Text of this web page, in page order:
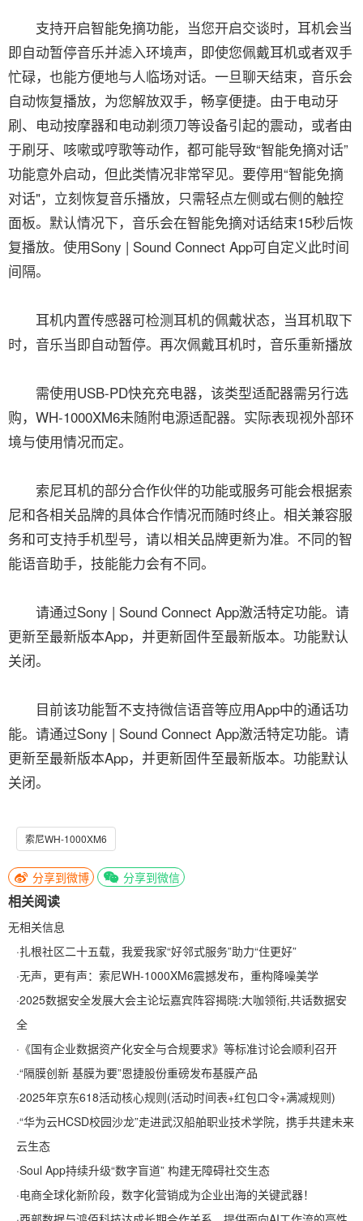
支持开启智能免摘功能，当您开启交谈时，耳机会当
即自动暂停音乐并滤入环境声，即使您佩戴耳机或者双手
忙碌，也能方便地与人临场对话。一旦聊天结束，音乐会
自动恢复播放，为您解放双手，畅享便捷。由于电动牙
刷、电动按摩器和电动剃须刀等设备引起的震动，或者由
于刷牙、咳嗽或哼歌等动作，都可能导致“智能免摘对话”
功能意外启动，但此类情况非常罕见。要停用“智能免摘
对话"，立刻恢复音乐播放，只需轻点左侧或右侧的触控
面板。默认情况下，音乐会在智能免摘对话结束15秒后恢
复播放。使用Sony | Sound Connect App可自定义此时间
间隔。
耳机内置传感器可检测耳机的佩戴状态，当耳机取下
时，音乐当即自动暂停。再次佩戴耳机时，音乐重新播放
需使用USB-PD快充充电器，该类型适配器需另行选
购，WH-1000XM6未随附电源适配器。实际表现视外部环
境与使用情况而定。
索尼耳机的部分合作伙伴的功能或服务可能会根据索
尼和各相关品牌的具体合作情况而随时终止。相关兼容服
务和可支持手机型号，请以相关品牌更新为准。不同的智
能语音助手，技能能力会有不同。
请通过Sony | Sound Connect App激活特定功能。请
更新至最新版本App，并更新固件至最新版本。功能默认
关闭。
目前该功能暂不支持微信语音等应用App中的通话功
能。请通过Sony | Sound Connect App激活特定功能。请
更新至最新版本App，并更新固件至最新版本。功能默认
关闭。
索尼WH-1000XM6
分享到微博 分享到微信
相关阅读
无相关信息
·扎根社区二十五载，我爱我家“好邻式服务”助力“住更好”
·无声，更有声：索尼WH-1000XM6震撼发布，重构降噪美学
·2025数据安全发展大会主论坛嘉宾阵容揭晓:大咖领衔,共话数据安
全
· 《国有企业数据资产化安全与合规要求》等标准讨论会顺利召开
·“隔膜创新 基膜为要”恩捷股份重磅发布基膜产品
·2025年京东618活动核心规则(活动时间表+红包口令+满减规则)
·“华为云HCSD校园沙龙”走进武汉船舶职业技术学院，携手共建未来
云生态
·Soul App持续升级“数字盲道” 构建无障碍社交生态
·电商全球化新阶段，数字化营销成为企业出海的关键武器！